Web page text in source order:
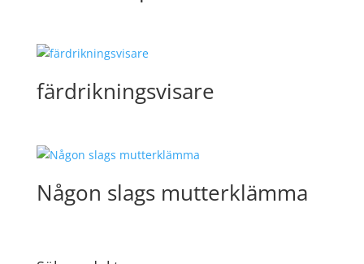
färdrikningsvisare
Någon slags mutterklämma